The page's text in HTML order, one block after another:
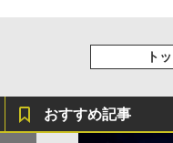
ト
おすすめ記事